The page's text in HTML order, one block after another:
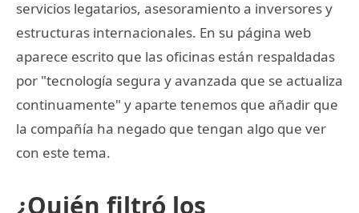
servicios legatarios, asesoramiento a inversores y
estructuras internacionales. En su página web
aparece escrito que las oficinas están respaldadas
por "tecnología segura y avanzada que se actualiza
continuamente" y aparte tenemos que añadir que
la compañía ha negado que tengan algo que ver
con este tema.
¿Quién filtró los